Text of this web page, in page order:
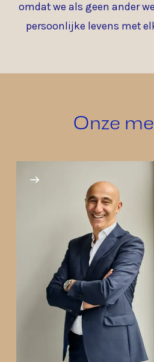
omdat we als geen ander
persoonlijke levens met
Onze